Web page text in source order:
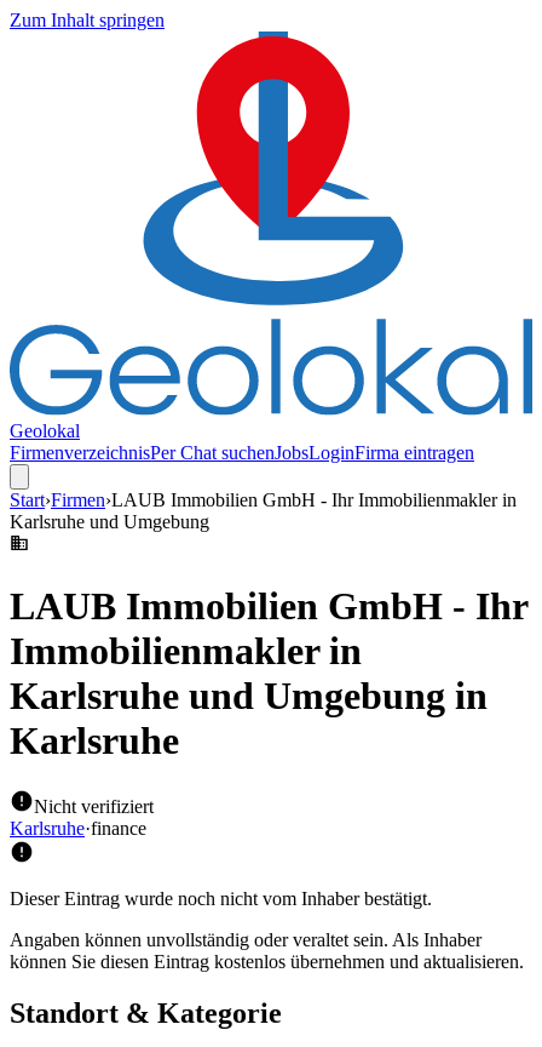
Zum Inhalt springen
Geolokal
FirmenverzeichnisPer Chat suchenJobsLoginFirma eintragen
Start›Firmen›LAUB Immobilien GmbH - Ihr Immobilienmakler in
Karlsruhe und Umgebung
LAUB Immobilien GmbH - Ihr
Immobilienmakler in
Karlsruhe und Umgebung in
Karlsruhe
Nicht verifiziert
Karlsruhe·finance
Dieser Eintrag wurde noch nicht vom Inhaber bestätigt.
Angaben können unvollständig oder veraltet sein. Als Inhaber
können Sie diesen Eintrag kostenlos übernehmen und aktualisieren.
Standort & Kategorie